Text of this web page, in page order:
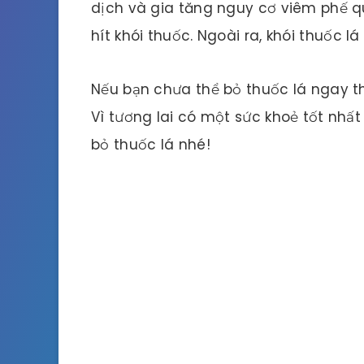
dịch và gia tăng nguy cơ viêm phế
hít khói thuốc. Ngoài ra, khói thuốc
Nếu bạn chưa thể bỏ thuốc lá ngay
Vì tương lai có một sức khoẻ tốt
bỏ thuốc lá nhé!